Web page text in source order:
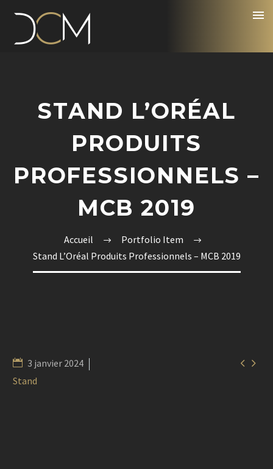
STAND L’ORÉAL
PRODUITS
PROFESSIONNELS –
MCB 2019
Accueil
Portfolio Item
Stand L’Oréal Produits Professionnels – MCB 2019
 
3 janvier 2024
Stand